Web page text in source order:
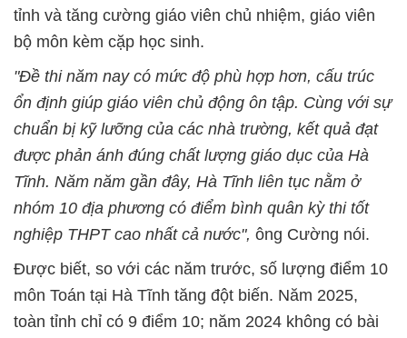
tỉnh và tăng cường giáo viên chủ nhiệm, giáo viên
bộ môn kèm cặp học sinh.
"Đề thi năm nay có mức độ phù hợp hơn, cấu trúc
ổn định giúp giáo viên chủ động ôn tập. Cùng với sự
chuẩn bị kỹ lưỡng của các nhà trường, kết quả đạt
được phản ánh đúng chất lượng giáo dục của Hà
Tĩnh. Năm năm gần đây, Hà Tĩnh liên tục nằm ở
nhóm 10 địa phương có điểm bình quân kỳ thi tốt
nghiệp THPT cao nhất cả nước", ông Cường nói.
Được biết, so với các năm trước, số lượng điểm 10
môn Toán tại Hà Tĩnh tăng đột biến. Năm 2025,
toàn tỉnh chỉ có 9 điểm 10; năm 2024 không có bài